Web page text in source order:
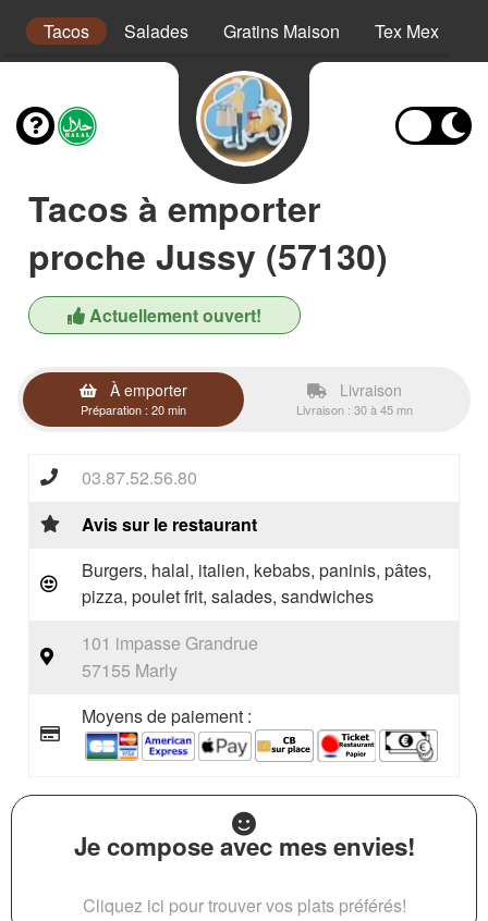
Tacos Salades Gratins Maison Tex Mex
Tacos à emporter
proche Jussy (57130)
Actuellement ouvert!
À emporter
Préparation : 20 min
Livraison
Livraison : 30 à 45 mn
03.87.52.56.80
Avis sur le restaurant
Burgers, halal, italien, kebabs, paninis, pâtes,
pizza, poulet frit, salades, sandwiches
101 impasse Grandrue
57155 Marly
Moyens de paiement :
Je compose avec mes envies!
Cliquez ici pour trouver vos plats préférés!